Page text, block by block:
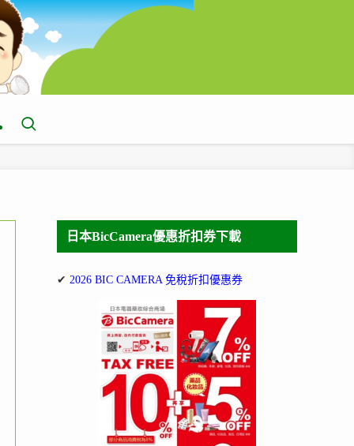
日本BicCamera優惠折扣券下載
✔ 2026 BIC CAMERA 免稅折扣優惠券